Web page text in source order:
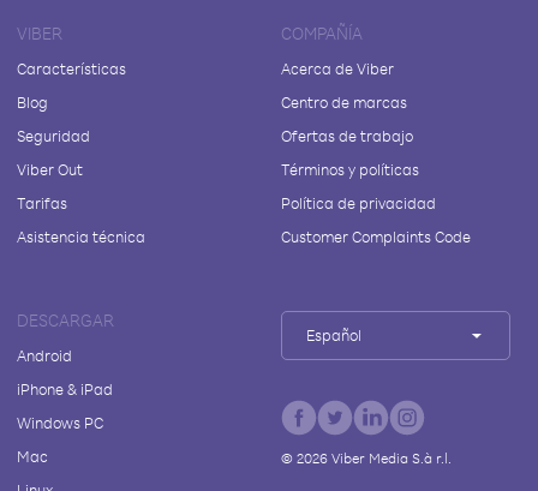
VIBER
Características
Blog
Seguridad
Viber Out
Tarifas
Asistencia técnica
COMPAÑÍA
Acerca de Viber
Centro de marcas
Ofertas de trabajo
Términos y políticas
Política de privacidad
Customer Complaints Code
DESCARGAR
Android
iPhone & iPad
Windows PC
Mac
Español
© 2026Viber Media S.à r.l.